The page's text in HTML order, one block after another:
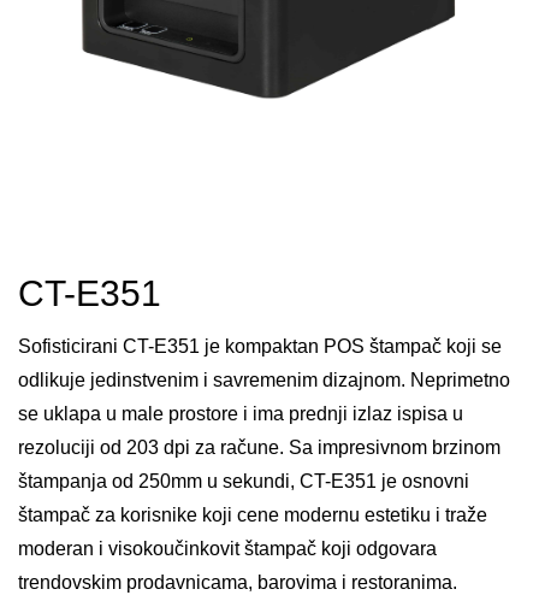
CT-E351
Sofisticirani CT-E351 je kompaktan POS štampač koji se
odlikuje jedinstvenim i savremenim dizajnom. Neprimetno
se uklapa u male prostore i ima prednji izlaz ispisa u
rezoluciji od 203 dpi za račune. Sa impresivnom brzinom
štampanja od 250mm u sekundi, CT-E351 je osnovni
štampač za korisnike koji cene modernu estetiku i traže
moderan i visokoučinkovit štampač koji odgovara
trendovskim prodavnicama, barovima i restoranima.